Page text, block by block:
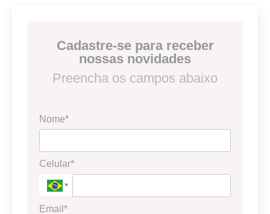
Cadastre-se para receber
nossas novidades
Preencha os campos abaixo
Nome*
Celular*
Email*